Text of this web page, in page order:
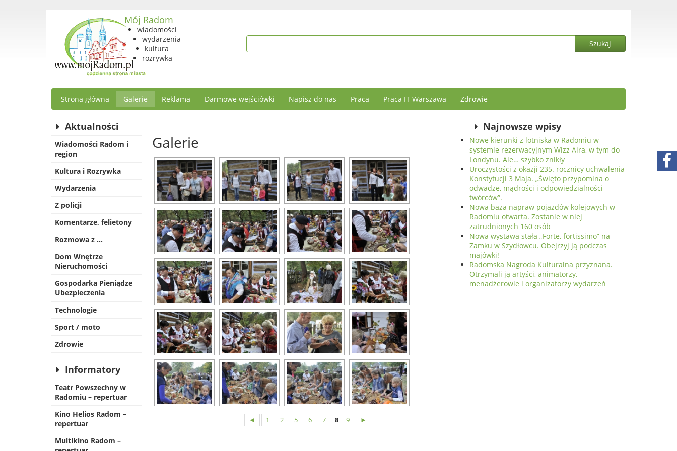
Mój Radom
wiadomości
wydarzenia
kultura
rozrywka
Strona główna Galerie Reklama Darmowe wejściówki Napisz do nas Praca Praca IT Warszawa Zdrowie
Aktualności
Wiadomości Radom i
region
Kultura i Rozrywka
Wydarzenia
Z policji
Komentarze, felietony
Rozmowa z …
Dom Wnętrze
Nieruchomości
Gospodarka Pieniądze
Ubezpieczenia
Technologie
Sport / moto
Zdrowie
Informatory
Teatr Powszechny w
Radomiu – repertuar
Kino Helios Radom –
repertuar
Multikino Radom –
Galerie
◄ 1 2 5 6 7 8 9 ►
Najnowsze wpisy
Nowe kierunki z lotniska w Radomiu w
systemie rezerwacyjnym Wizz Aira, w tym do
Londynu. Ale… szybko znikły
Uroczystości z okazji 235. rocznicy uchwalenia
Konstytucji 3 Maja. „Święto przypomina o
odwadze, mądrości i odpowiedzialności
twórców”.
Nowa baza napraw pojazdów kolejowych w
Radomiu otwarta. Zostanie w niej
zatrudnionych 160 osób
Nowa wystawa stała „Forte, fortissimo” na
Zamku w Szydłowcu. Obejrzyj ją podczas
majówki!
Radomska Nagroda Kulturalna przyznana.
Otrzymali ją artyści, animatorzy,
menadżerowie i organizatorzy wydarzeń